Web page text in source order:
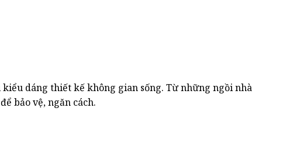
dáng thiết kế không gian sống. Từ những ngồi nhà
bảo vệ, ngăn cách.